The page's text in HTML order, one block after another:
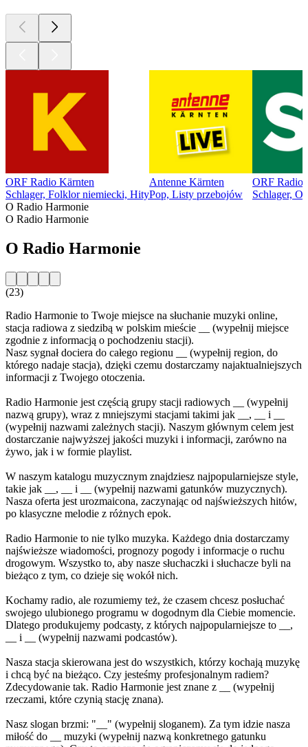
ORF Radio Kärnten
Schlager, Folklor niemiecki, Hity
Antenne Kärnten
Pop, Listy przebojów
ORF Radio
Schlager,
O Radio Harmonie
O Radio Harmonie
O Radio Harmonie
(23)
Radio Harmonie to Twoje miejsce na słuchanie muzyki online,
stacja radiowa z siedzibą w polskim mieście __ (wypełnij miejsce
zgodnie z informacją o pochodzeniu stacji).
Nasz sygnał dociera do całego regionu __ (wypełnij region, do
którego nadaje stacja), dzięki czemu dostarczamy najaktualniejszych
informacji z Twojego otoczenia.
Radio Harmonie jest częścią grupy stacji radiowych __ (wypełnij
nazwą grupy), wraz z mniejszymi stacjami takimi jak __, __ i __
(wypełnij nazwami zależnych stacji). Naszym głównym celem jest
dostarczanie najwyższej jakości muzyki i informacji, zarówno na
żywo, jak i w formie playlist.
W naszym katalogu muzycznym znajdziesz najpopularniejsze style,
takie jak __, __ i __ (wypełnij nazwami gatunków muzycznych).
Nasza oferta jest urozmaicona, zaczynając od najświeższych hitów,
po klasyczne melodie z różnych epok.
Radio Harmonie to nie tylko muzyka. Każdego dnia dostarczamy
najświeższe wiadomości, prognozy pogody i informacje o ruchu
drogowym. Wszystko to, aby nasze słuchaczki i słuchacze byli na
bieżąco z tym, co dzieje się wokół nich.
Kochamy radio, ale rozumiemy też, że czasem chcesz posłuchać
swojego ulubionego programu w dogodnym dla Ciebie momencie.
Dlatego produkujemy podcasty, z których najpopularniejsze to __,
__ i __ (wypełnij nazwami podcastów).
Nasza stacja skierowana jest do wszystkich, którzy kochają muzykę
i chcą być na bieżąco. Czy jesteśmy profesjonalnym radiem?
Zdecydowanie tak. Radio Harmonie jest znane z __ (wypełnij
rzeczami, które czynią stację znana).
Nasz slogan brzmi: "__" (wypełnij sloganem). Za tym idzie nasza
miłość do __ muzyki (wypełnij nazwą konkretnego gatunku